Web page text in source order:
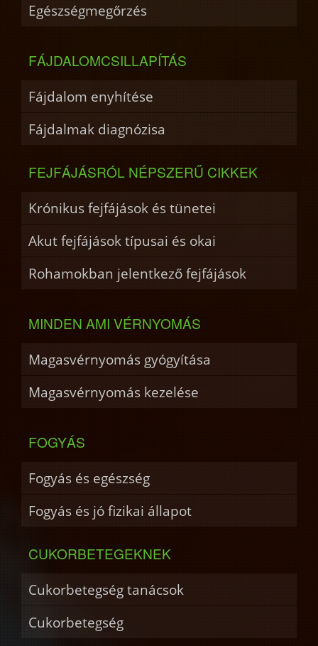
Egészségmegőrzés
FÁJDALOMCSILLAPÍTÁS
Fájdalom enyhítése
Fájdalmak diagnózisa
FEJFÁJÁSRÓL NÉPSZERŰ CIKKEK
Krónikus fejfájások és tünetei
Akut fejfájások típusai és okai
Rohamokban jelentkező fejfájások
MINDEN AMI VÉRNYOMÁS
Magasvérnyomás gyógyítása
Magasvérnyomás kezelése
FOGYÁS
Fogyás és egészség
Fogyás és jó fizikai állapot
CUKORBETEGEKNEK
Cukorbetegség tanácsok
Cukorbetegség